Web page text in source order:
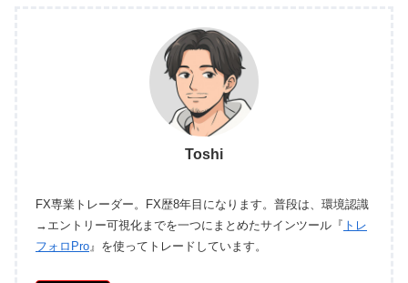
Toshi
FX専業トレーダー。FX歴8年目になります。普段は、環境認識
→エントリー可視化までを一つにまとめたサインツール『 トレ
フォロPro 』を使ってトレードしています。